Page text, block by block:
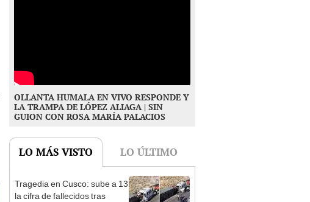
OLLANTA HUMALA EN VIVO RESPONDE Y
LA TRAMPA DE LÓPEZ ALIAGA | SIN
GUION CON ROSA MARÍA PALACIOS
LO MÁS VISTO LO ÚLTIMO
Tragedia en Cusco: sube a 13
la cifra de fallecidos tras